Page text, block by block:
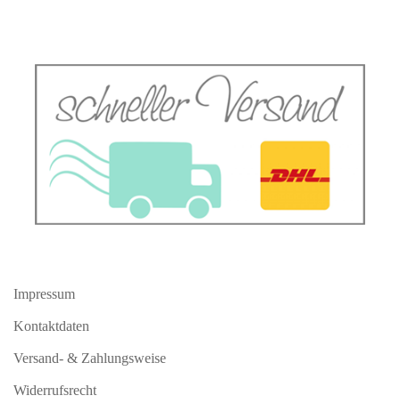
Impressum
Kontaktdaten
Versand- & Zahlungsweise
Widerrufsrecht